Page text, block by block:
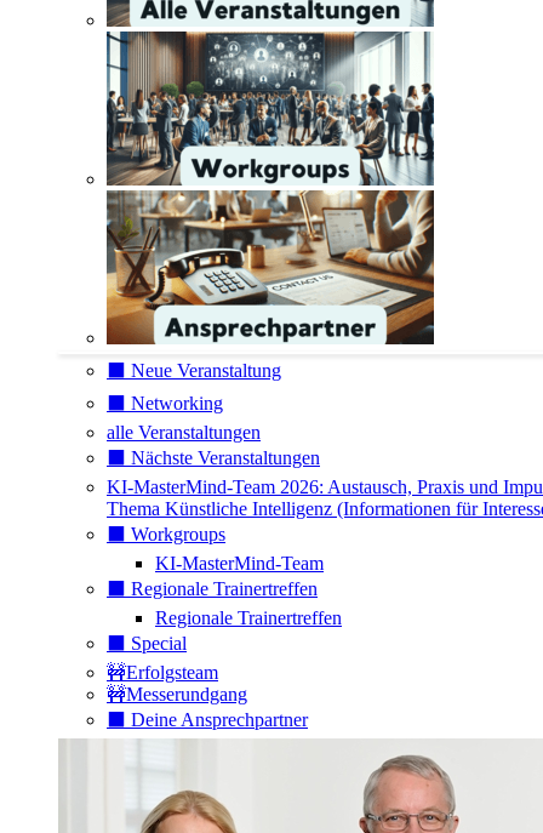
⬛️ Neue Veranstaltung
⬛️ Networking
alle Veranstaltungen
⬛️ Nächste Veranstaltungen
KI-MasterMind-Team 2026: Austausch, Praxis und
Thema Künstliche Intelligenz (Informationen für
⬛️ Workgroups
KI-MasterMind-Team
⬛️ Regionale Trainertreffen
Regionale Trainertreffen
⬛️ Special
🚧Erfolgsteam
🚧Messerundgang
⬛️ Deine Ansprechpartner